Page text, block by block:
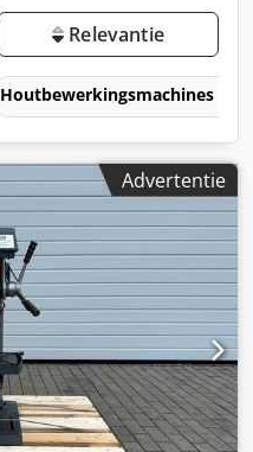
Relevantie
Houtbewerkingsmachines
Advertentie